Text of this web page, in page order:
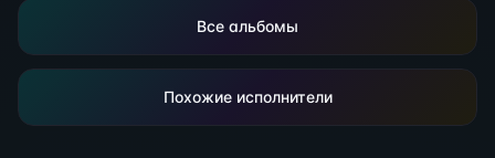
Все альбомы
Похожие исполнители